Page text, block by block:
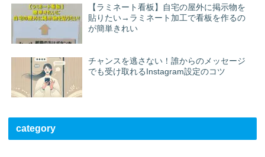
【ラミネート看板】自宅の屋外に掲示物を
貼りたい→ラミネート加工で看板を作るの
が簡単きれい
チャンスを逃さない！誰からのメッセージ
でも受け取れるInstagram設定のコツ
category